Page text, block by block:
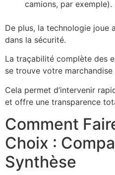
camions, par exemple).
De plus, la technologie joue
dans la sécurité.
La traçabilité complète des
se trouve votre marchandise
Cela permet d’intervenir
et offre une transparence
Comment
Choix :
Synthèse